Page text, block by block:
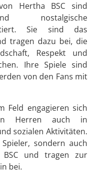
Hertha BSC sind
nostalgische
Sie sind das
tragen dazu bei, die
Respekt und
Ihre Spiele sind
von den Fans mit
Feld engagieren sich
Herren auch in
sozialen Aktivitäten.
sondern auch
und tragen zur
bei.